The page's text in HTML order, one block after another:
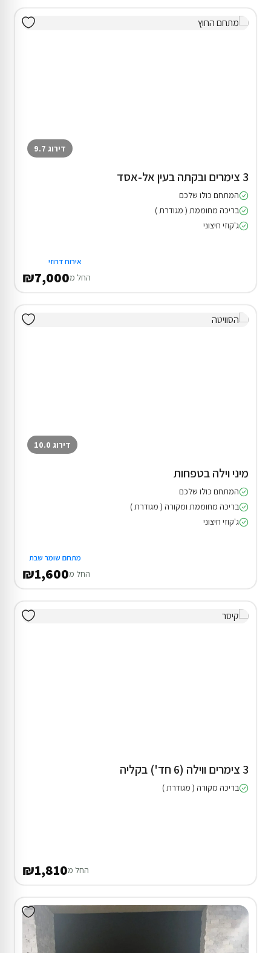
דירוג 9.7
3 צימרים ובקתה בעין אל-אסד
המתחם כולו שלכם
בריכה מחוממת ( מגודרת )
ג'קוזי חיצוני
אירוח דרוזי
החל מ₪7,000
דירוג 10.0
מיני וילה בטפחות
המתחם כולו שלכם
בריכה מחוממת ומקורה ( מגודרת )
ג'קוזי חיצוני
מתחם שומר שבת
החל מ₪1,600
3 צימרים ווילה (6 חד') בקליה
בריכה מקורה ( מגודרת )
החל מ₪1,810